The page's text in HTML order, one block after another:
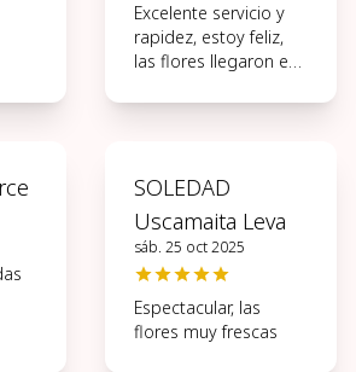
Excelente servicio y
rapidez, estoy feliz,
las flores llegaron en
condiciones, muchas
SOLEDAD
Uscamaita Leva
sáb. 25 oct 2025
Espectacular, las
flores muy frescas